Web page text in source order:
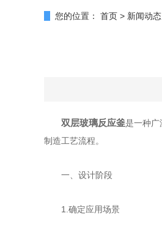
您的位置： 首页 > 新闻动态
双层玻璃反应釜是一种
制造工艺流程。
一、设计阶段
1.确定应用场景